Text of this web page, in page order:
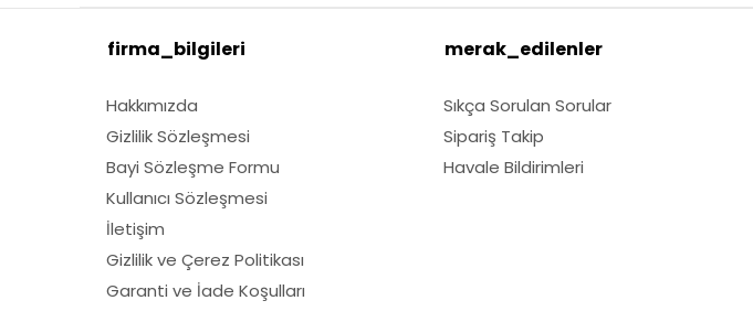
Fıskars
GMT
Husqvarna
Lubex
Marmara
Nylgrass
Oleomac
firma_bilgileri
Hakkımızda
Gizlilik Sözleşmesi
Bayi Sözleşme Formu
Kullanıcı Sözleşmesi
İletişim
Gizlilik ve Çerez Politikası
Garanti ve İade Koşulları
merak_edilenler
Sıkça Sorulan Sorular
Sipariş Takip
Havale Bildirimleri